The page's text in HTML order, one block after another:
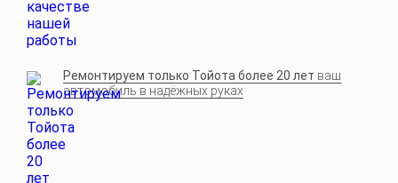
Ремонтируем только Тойота более 20 лет ваш
автомобиль в надёжных руках